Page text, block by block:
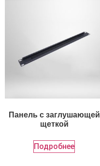
Панель с заглушающей
щеткой
Подробнее